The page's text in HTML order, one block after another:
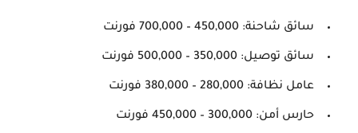
سائق شاحنة: 450,000 – 700,000 فورنت
سائق توصيل: 350,000 – 500,000 فورنت
عامل نظافة: 280,000 – 380,000 فورنت
حارس أمن: 300,000 – 450,000 فورنت